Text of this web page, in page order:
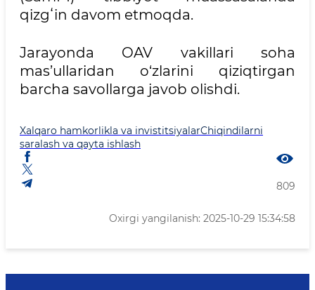
qizgʻin davom etmoqda.
Jarayonda OAV vakillari soha
mas’ullaridan o‘zlarini qiziqtirgan
barcha savollarga javob olishdi.
Xalqaro hamkorlikla va invistitsiyalarChiqindilarni
saralash va qayta ishlash
809
Oxirgi yangilanish: 2025-10-29 15:34:58